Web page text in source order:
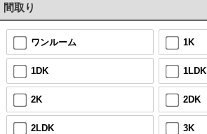
間取り
ワンルーム 1K
1DK 1LDK
2K 2DK
2LDK 3K